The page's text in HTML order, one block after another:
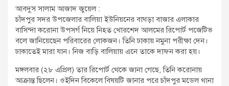
আবদুস সালাম আজাদ জুয়েল :
চাঁদপুর সদর উপজেলার বালিয়া ইউনিয়নের বাঘড়া বাজার এলাকার
বাসিন্দা করোনা উপসর্গ নিয়ে নিহত খোরশেদ আলমের রিপোর্ট পজেটিভ
বলে জানিয়েছেন পরিবারের লোকজন। তিনি ঢাকায় নমুনা পরীক্ষা দেন।
ঢাকাতেই মারা যান। নিজ বাড়ি বালিয়ায় এনে তাকে দাফন করা হয়।
মঙ্গলবার (২৮ এপ্রিল) তার রিপোর্ট থেকে জানা গেছে, তিনি করোনায়
আক্রান্ত ছিলেন। ওইদিন বিকেলে বিষয়টি জানার পরে চাঁদপুর মডেল থানা